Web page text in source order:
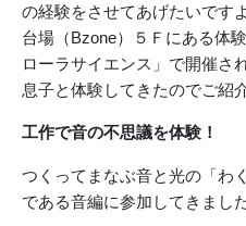
の経験をさせてあげたいです
台場（Bzone）５Ｆにある体
ローラサイエンス」で開催さ
息子と体験してきたのでご紹
工作で音の不思議を体験！
つくってまなぶ音と光の「わ
である音編に参加してきまし